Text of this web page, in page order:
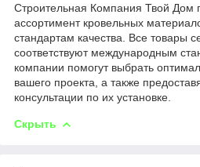
Строительная Компания Твой Дом
ассортимент кровельных
стандартам качества. Все товары
соответствуют международным
компании помогут выбрать
вашего проекта, а также
консультации по их установке.
Скрыть